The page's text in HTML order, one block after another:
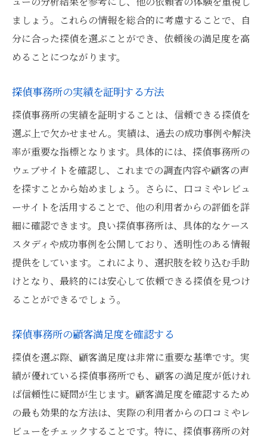
ましょう。これらの情報を総合的に考慮することで、自
分に合った探偵を選ぶことができ、依頼後の満足度を高
めることにつながります。
探偵事務所の実績を証明する方法
探偵事務所の実績を証明することは、信頼できる探偵を
選ぶ上で欠かせません。実績は、過去の成功事例や解決
率が重要な指標となります。具体的には、探偵事務所の
ウェブサイトを確認し、これまでの調査内容や顧客の声
を探すことから始めましょう。さらに、口コミやレビュ
ーサイトを活用することで、他の利用者からの評価を詳
細に確認できます。良い探偵事務所は、具体的なケース
スタディや成功事例を公開しており、透明性のある情報
提供をしています。これにより、選択肢を絞り込む手助
けとなり、最終的には安心して依頼できる探偵を見つけ
ることができるでしょう。
探偵事務所の顧客満足度を確認する
探偵を選ぶ際、顧客満足度は非常に重要な基準です。実
績が優れている探偵事務所でも、顧客の満足度が低けれ
ば信頼性に疑問が生じます。顧客満足度を確認するため
の最も効果的な方法は、実際の利用者からの口コミやレ
ビューをチェックすることです。特に、探偵事務所の対